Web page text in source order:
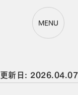
MENU
更新日: 2026.04.07